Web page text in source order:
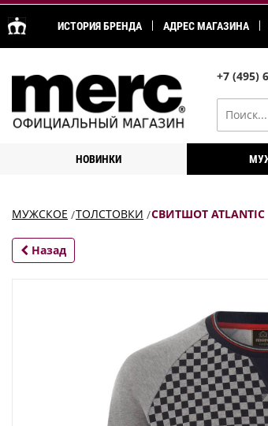
ИСТОРИЯ БРЕНДА АДРЕС МАГАЗИНА
+7 (495)
НОВИНКИ
МУЖСКОЕ ТОЛСТОВКИ СВИТШОТ ATLANTIC
Назад